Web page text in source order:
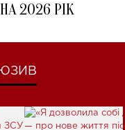
2026 РІК